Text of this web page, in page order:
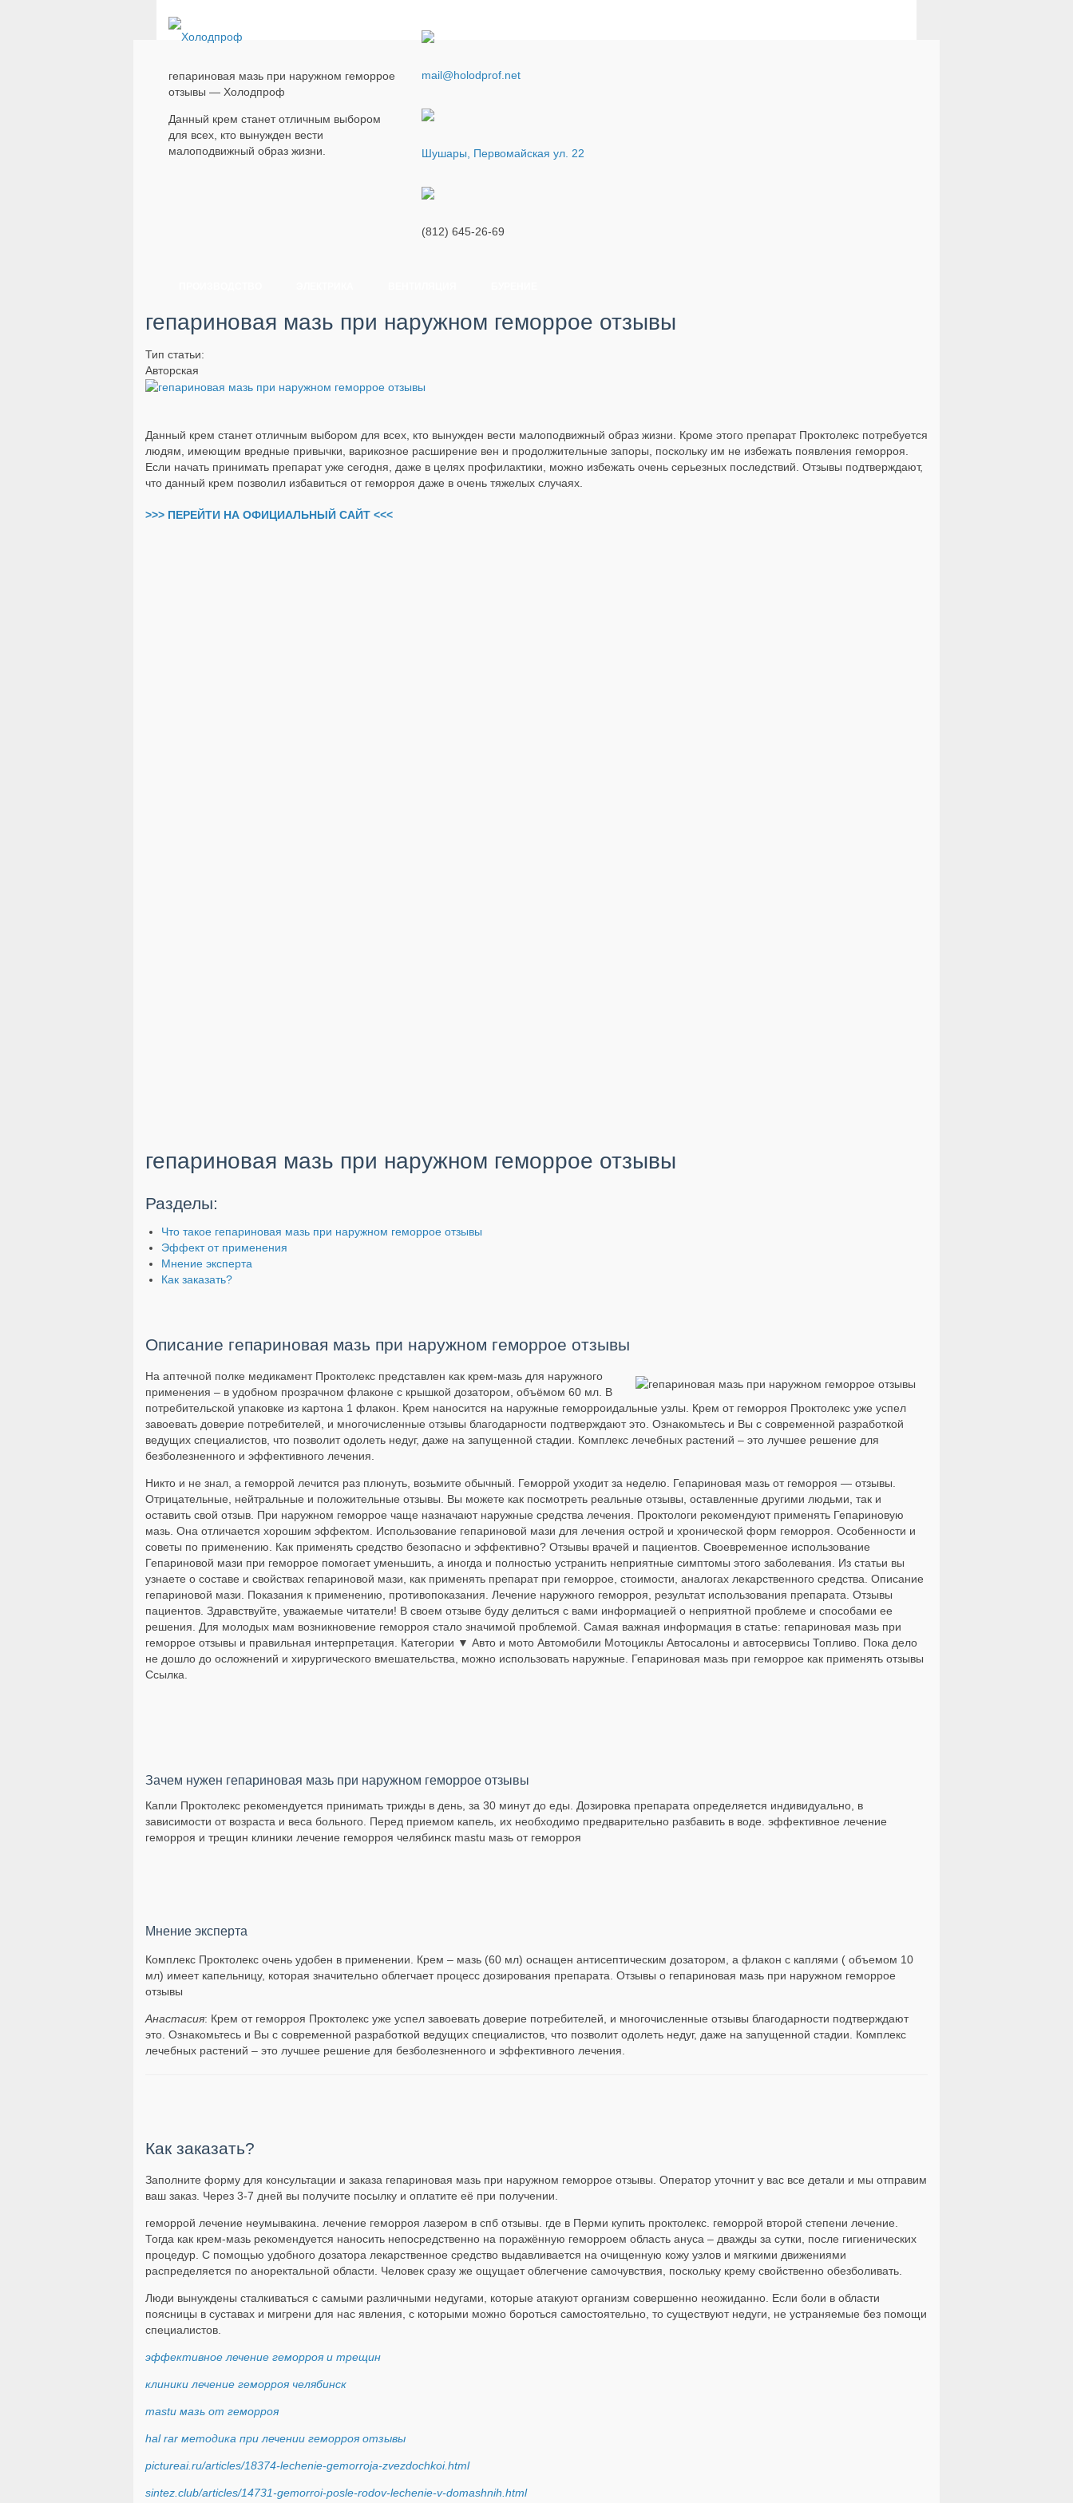
гепариновая мазь при наружном геморрое
отзывы — Холодпроф
Данный крем станет отличным выбором
для всех, кто вынужден вести
малоподвижный образ жизни.
mail@holodprof.net
Шушары, Первомайская ул. 22
(812) 645-26-69
гепариновая мазь при наружном геморрое отзывы
Тип статьи:
Авторская
Данный крем станет отличным выбором для всех, кто вынужден вести малоподвижный образ жизни. Кроме этого препарат Проктолекс потребуется
людям, имеющим вредные привычки, варикозное расширение вен и продолжительные запоры, поскольку им не избежать появления геморроя.
Если начать принимать препарат уже сегодня, даже в целях профилактики, можно избежать очень серьезных последствий. Отзывы подтверждают,
что данный крем позволил избавиться от геморроя даже в очень тяжелых случаях.
>>> ПЕРЕЙТИ НА ОФИЦИАЛЬНЫЙ САЙТ <<<
гепариновая мазь при наружном геморрое отзывы
Разделы:
Что такое гепариновая мазь при наружном геморрое отзывы
Эффект от применения
Мнение эксперта
Как заказать?
Описание гепариновая мазь при наружном геморрое отзывы
На аптечной полке медикамент Проктолекс представлен как крем-мазь для наружного
применения – в удобном прозрачном флаконе с крышкой дозатором, объёмом 60 мл. В
потребительской упаковке из картона 1 флакон. Крем наносится на наружные геморроидальные узлы. Крем от геморроя Проктолекс уже успел
завоевать доверие потребителей, и многочисленные отзывы благодарности подтверждают это. Ознакомьтесь и Вы с современной разработкой
ведущих специалистов, что позволит одолеть недуг, даже на запущенной стадии. Комплекс лечебных растений – это лучшее решение для
безболезненного и эффективного лечения.
Никто и не знал, а геморрой лечится раз плюнуть, возьмите обычный. Геморрой уходит за неделю. Гепариновая мазь от геморроя — отзывы.
Отрицательные, нейтральные и положительные отзывы. Вы можете как посмотреть реальные отзывы, оставленные другими людьми, так и
оставить свой отзыв. При наружном геморрое чаще назначают наружные средства лечения. Проктологи рекомендуют применять Гепариновую
мазь. Она отличается хорошим эффектом. Использование гепариновой мази для лечения острой и хронической форм геморроя. Особенности и
советы по применению. Как применять средство безопасно и эффективно? Отзывы врачей и пациентов. Своевременное использование
Гепариновой мази при геморрое помогает уменьшить, а иногда и полностью устранить неприятные симптомы этого заболевания. Из статьи вы
узнаете о составе и свойствах гепариновой мази, как применять препарат при геморрое, стоимости, аналогах лекарственного средства. Описание
гепариновой мази. Показания к применению, противопоказания. Лечение наружного геморроя, результат использования препарата. Отзывы
пациентов. Здравствуйте, уважаемые читатели! В своем отзыве буду делиться с вами информацией о неприятной проблеме и способами ее
решения. Для молодых мам возникновение геморроя стало значимой проблемой. Самая важная информация в статье: гепариновая мазь при
геморрое отзывы и правильная интерпретация. Категории ▼ Авто и мото Автомобили Мотоциклы Автосалоны и автосервисы Топливо. Пока дело
не дошло до осложнений и хирургического вмешательства, можно использовать наружные. Гепариновая мазь при геморрое как применять отзывы
Ссылка.
Зачем нужен гепариновая мазь при наружном геморрое отзывы
Капли Проктолекс рекомендуется принимать трижды в день, за 30 минут до еды. Дозировка препарата определяется индивидуально, в
зависимости от возраста и веса больного. Перед приемом капель, их необходимо предварительно разбавить в воде. эффективное лечение
геморроя и трещин клиники лечение геморроя челябинск mastu мазь от геморроя
Мнение эксперта
Комплекс Проктолекс очень удобен в применении. Крем – мазь (60 мл) оснащен антисептическим дозатором, а флакон с каплями ( объемом 10
мл) имеет капельницу, которая значительно облегчает процесс дозирования препарата. Отзывы о гепариновая мазь при наружном геморрое
отзывы
Анастасия: Крем от геморроя Проктолекс уже успел завоевать доверие потребителей, и многочисленные отзывы благодарности подтверждают
это. Ознакомьтесь и Вы с современной разработкой ведущих специалистов, что позволит одолеть недуг, даже на запущенной стадии. Комплекс
лечебных растений – это лучшее решение для безболезненного и эффективного лечения.
Как заказать?
Заполните форму для консультации и заказа гепариновая мазь при наружном геморрое отзывы. Оператор уточнит у вас все детали и мы отправим
ваш заказ. Через 3-7 дней вы получите посылку и оплатите её при получении.
геморрой лечение неумывакина. лечение геморроя лазером в спб отзывы. где в Перми купить проктолекс. геморрой второй степени лечение.
Тогда как крем-мазь рекомендуется наносить непосредственно на поражённую геморроем область ануса – дважды за сутки, после гигиенических
процедур. С помощью удобного дозатора лекарственное средство выдавливается на очищенную кожу узлов и мягкими движениями
распределяется по аноректальной области. Человек сразу же ощущает облегчение самочувствия, поскольку крему свойственно обезболивать.
Люди вынуждены сталкиваться с самыми различными недугами, которые атакуют организм совершенно неожиданно. Если боли в области
поясницы в суставах и мигрени для нас явления, с которыми можно бороться самостоятельно, то существуют недуги, не устраняемые без помощи
специалистов.
эффективное лечение геморроя и трещин
клиники лечение геморроя челябинск
mastu мазь от геморроя
hal rar методика при лечении геморроя отзывы
pictureai.ru/articles/18374-lechenie-gemorroja-zvezdochkoi.html
sintez.club/articles/14731-gemorroi-posle-rodov-lechenie-v-domashnih.html